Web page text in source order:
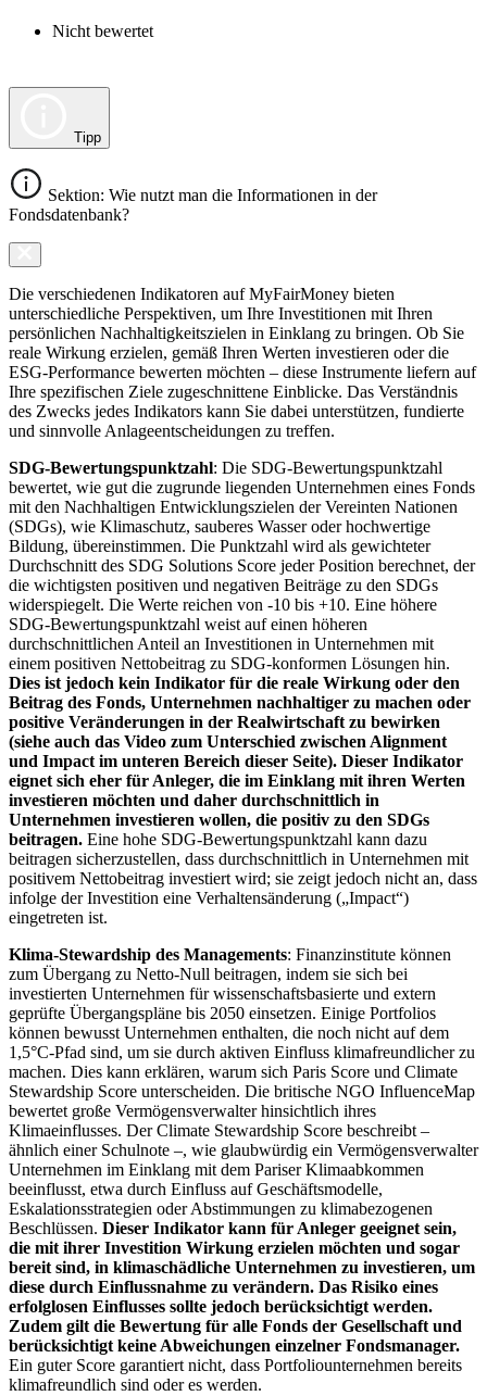
Nicht bewertet
Tipp
Sektion: Wie nutzt man die Informationen in der
Fondsdatenbank?
Die verschiedenen Indikatoren auf MyFairMoney bieten
unterschiedliche Perspektiven, um Ihre Investitionen mit Ihren
persönlichen Nachhaltigkeitszielen in Einklang zu bringen. Ob Sie
reale Wirkung erzielen, gemäß Ihren Werten investieren oder die
ESG-Performance bewerten möchten – diese Instrumente liefern auf
Ihre spezifischen Ziele zugeschnittene Einblicke. Das Verständnis
des Zwecks jedes Indikators kann Sie dabei unterstützen, fundierte
und sinnvolle Anlageentscheidungen zu treffen.
SDG-Bewertungspunktzahl: Die SDG-Bewertungspunktzahl
bewertet, wie gut die zugrunde liegenden Unternehmen eines Fonds
mit den Nachhaltigen Entwicklungszielen der Vereinten Nationen
(SDGs), wie Klimaschutz, sauberes Wasser oder hochwertige
Bildung, übereinstimmen. Die Punktzahl wird als gewichteter
Durchschnitt des SDG Solutions Score jeder Position berechnet, der
die wichtigsten positiven und negativen Beiträge zu den SDGs
widerspiegelt. Die Werte reichen von -10 bis +10. Eine höhere
SDG-Bewertungspunktzahl weist auf einen höheren
durchschnittlichen Anteil an Investitionen in Unternehmen mit
einem positiven Nettobeitrag zu SDG-konformen Lösungen hin.
Dies ist jedoch kein Indikator für die reale Wirkung oder den
Beitrag des Fonds, Unternehmen nachhaltiger zu machen oder
positive Veränderungen in der Realwirtschaft zu bewirken
(siehe auch das Video zum Unterschied zwischen Alignment
und Impact im unteren Bereich dieser Seite). Dieser Indikator
eignet sich eher für Anleger, die im Einklang mit ihren Werten
investieren möchten und daher durchschnittlich in
Unternehmen investieren wollen, die positiv zu den SDGs
beitragen. Eine hohe SDG-Bewertungspunktzahl kann dazu
beitragen sicherzustellen, dass durchschnittlich in Unternehmen mit
positivem Nettobeitrag investiert wird; sie zeigt jedoch nicht an, dass
infolge der Investition eine Verhaltensänderung („Impact“)
eingetreten ist.
Klima-Stewardship des Managements: Finanzinstitute können
zum Übergang zu Netto-Null beitragen, indem sie sich bei
investierten Unternehmen für wissenschaftsbasierte und extern
geprüfte Übergangspläne bis 2050 einsetzen. Einige Portfolios
können bewusst Unternehmen enthalten, die noch nicht auf dem
1,5°C-Pfad sind, um sie durch aktiven Einfluss klimafreundlicher zu
machen. Dies kann erklären, warum sich Paris Score und Climate
Stewardship Score unterscheiden. Die britische NGO InfluenceMap
bewertet große Vermögensverwalter hinsichtlich ihres
Klimaeinflusses. Der Climate Stewardship Score beschreibt –
ähnlich einer Schulnote –, wie glaubwürdig ein Vermögensverwalter
Unternehmen im Einklang mit dem Pariser Klimaabkommen
beeinflusst, etwa durch Einfluss auf Geschäftsmodelle,
Eskalationsstrategien oder Abstimmungen zu klimabezogenen
Beschlüssen. Dieser Indikator kann für Anleger geeignet sein,
die mit ihrer Investition Wirkung erzielen möchten und sogar
bereit sind, in klimaschädliche Unternehmen zu investieren, um
diese durch Einflussnahme zu verändern. Das Risiko eines
erfolglosen Einflusses sollte jedoch berücksichtigt werden.
Zudem gilt die Bewertung für alle Fonds der Gesellschaft und
berücksichtigt keine Abweichungen einzelner Fondsmanager.
Ein guter Score garantiert nicht, dass Portfoliounternehmen bereits
klimafreundlich sind oder es werden.